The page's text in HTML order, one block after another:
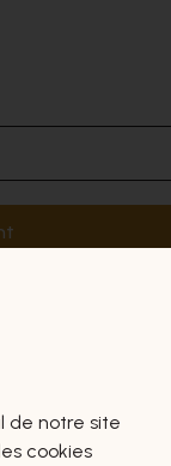
de notre site
cookies